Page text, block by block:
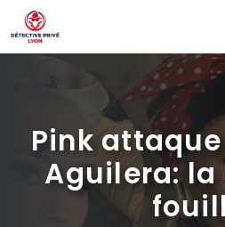
Aller
au
contenu
Pink
Aguilera: